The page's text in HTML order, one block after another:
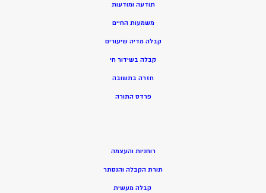
תודעה ומודעות
משמעות החיים
קבלה מדיה שיעורים
קבלה בשידור חי
חזרה בתשובה
פרדס התורה
רוחניות והעצמה
תורת הקבלה והנסתר
קבלה מעשית